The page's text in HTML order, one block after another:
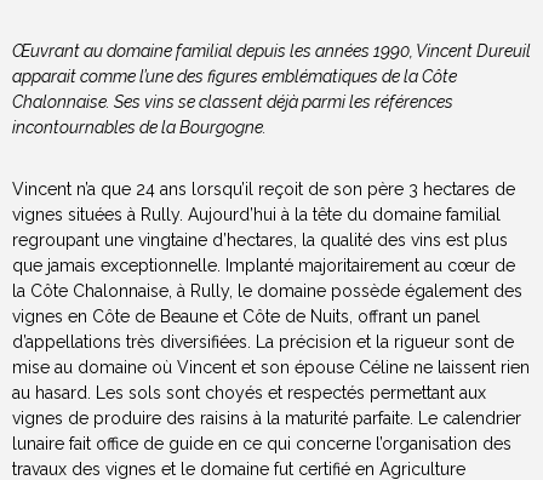
Œuvrant au domaine familial depuis les années 1990, Vincent Dureuil
apparait comme l’une des figures emblématiques de la Côte
Chalonnaise. Ses vins se classent déjà parmi les références
incontournables de la Bourgogne.
Vincent n’a que 24 ans lorsqu’il reçoit de son père 3 hectares de
vignes situées à Rully. Aujourd’hui à la tête du domaine familial
regroupant une vingtaine d’hectares, la qualité des vins est plus
que jamais exceptionnelle. Implanté majoritairement au cœur de
la Côte Chalonnaise, à Rully, le domaine possède également des
vignes en Côte de Beaune et Côte de Nuits, offrant un panel
d’appellations très diversifiées. La précision et la rigueur sont de
mise au domaine où Vincent et son épouse Céline ne laissent rien
au hasard. Les sols sont choyés et respectés permettant aux
vignes de produire des raisins à la maturité parfaite. Le calendrier
lunaire fait office de guide en ce qui concerne l’organisation des
travaux des vignes et le domaine fut certifié en Agriculture